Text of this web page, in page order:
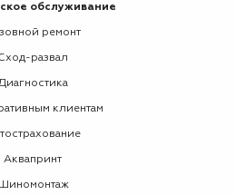
обслуживание
ремонт
развал
клиентам
Аквапринт
Шиномонтаж